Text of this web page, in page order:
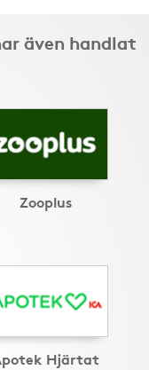
även handlat
Zooplus
Hjärtat